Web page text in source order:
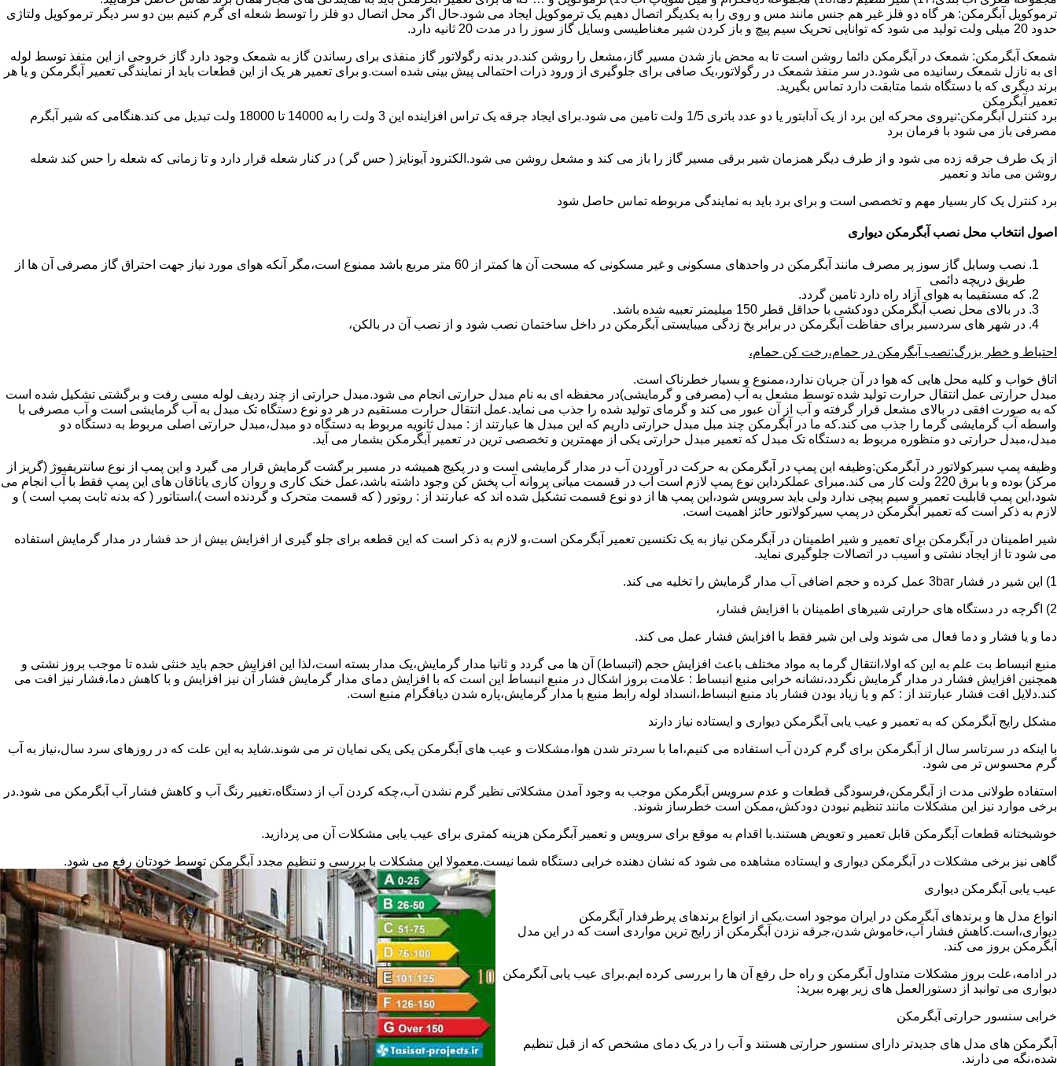
ترموکوپل آبگرمکن: هر گاه دو فلز غیر هم جنس مانند مس و روی را به یکدیگر اتصال دهیم یک ترموکوپل ایجاد می شود.حال اگر محل اتصال دو فلز را توسط شعله ای گرم کنیم بین دو سر دیگر ترموکوپل ولتاژی
حدود 20 میلی ولت تولید می شود که توانایی تحریک سیم پیچ و باز کردن شیر مغناطیسی وسایل گاز سوز را در مدت 20 ثانیه دارد.
شمعک آبگرمکن: شمعک در آبگرمکن دائما روشن است تا به محض باز شدن مسیر گاز،مشعل را روشن کند.در بدنه رگولاتور گاز منفذی برای رساندن گاز به شمعک وجود دارد گاز خروجی از این منفذ توسط لوله
ای به نازل شمعک رسانیده می شود.در سر منفذ شمعک در رگولاتور،یک صافی برای جلوگیری از ورود ذرات احتمالی پیش بینی شده است.و برای تعمیر هر یک از این قطعات باید از نمایندگی تعمیر آبگرمکن و یا هر
برند دیگری که با دستگاه شما متابقت دارد تماس بگیرید.
تعمیر آبگرمکن
برد کنترل آبگرمکن:نیروی محرکه این برد از یک آدابتور یا دو عدد باتری 1/5 ولت تامین می شود.برای ایجاد جرقه یک تراس افزاینده این 3 ولت را به 14000 تا 18000 ولت تبدیل می کند.هنگامی که شیر آبگرم
مصرفی باز می شود با فرمان برد
از یک طرف جرقه زده می شود و از طرف دیگر همزمان شیر برقی مسیر گاز را باز می کند و مشعل روشن می شود.الکترود آیونایز ( حس گر ) در کنار شعله قرار دارد و تا زمانی که شعله را حس کند شعله
روشن می ماند و تعمیر
برد کنترل یک کار بسیار مهم و تخصصی است و برای برد باید به نمایندگی مربوطه تماس حاصل شود
اصول انتخاب محل نصب آبگرمکن دیواری
نصب وسایل گاز سوز پر مصرف مانند آبگرمکن در واحدهای مسکونی و غیر مسکونی که مسحت آن ها کمتر از 60 متر مربع باشد ممنوع است،مگر آنکه هوای مورد نیاز جهت احتراق گاز مصرفی آن ها از
طریق دریچه دائمی
که مستقیما به هوای آزاد راه دارد تامین گردد.
در بالای محل نصب آبگرمکن دودکشی با حداقل قطر 150 میلیمتر تعبیه شده باشد.
در شهر های سردسیر برای حفاظت آبگرمکن در برابر یخ زدگی میبایستی آبگرمکن در داخل ساختمان نصب شود و از نصب آن در بالکن،
احتیاط و خطر بزرگ:نصب آبگرمکن در حمام،رخت کن حمام،
اتاق خواب و کلیه محل هایی که هوا در آن جریان ندارد،ممنوع و بسیار خطرناک است.
مبدل حرارتی عمل انتقال حرارت تولید شده توسط مشعل به آب (مصرفی و گرمایشی)در محفظه ای به نام مبدل حرارتی انجام می شود.مبدل حرارتی از چند ردیف لوله مسی رفت و برگشتی تشکیل شده است
که به صورت افقی در بالای مشعل قرار گرفته و آب از آن عبور می کند و گرمای تولید شده را جذب می نماید.عمل انتقال حرارت مستقیم در هر دو نوع دستگاه تک مبدل به آب گرمایشی است و آب مصرفی با
واسطه آب گرمایشی گرما را جذب می کند.که ما در آبگرمکن چند مبل مبدل حرارتی داریم که این مبدل ها عبارتند از : مبدل ثانویه مربوط به دستگاه دو مبدل،مبدل حرارتی اصلی مربوط به دستگاه دو
مبدل،مبدل حرارتی دو منظوره مربوط به دستگاه تک مبدل که تعمیر مبدل حرارتی یکی از مهمترین و تخصصی ترین در تعمیر آبگرمکن بشمار می آید.
وظیفه پمپ سیرکولاتور در آبگرمکن:وظیفه این پمپ در آبگرمکن به حرکت در آوردن آب در مدار گرمایشی است و در پکیج همیشه در مسیر برگشت گرمایش قرار می گیرد و این پمپ از نوع سانتریفیوژ (گریز از
مرکز) بوده و با برق 220 ولت کار می کند.مبرای عملکرداین نوع پمپ لازم است آب در قسمت میانی پروانه آب پخش کن وجود داشته باشد،عمل خنک کاری و روان کاری یاتاقان های این پمپ فقط با آب انجام می
شود،این پمپ قابلیت تعمیر و سیم پیچی ندارد ولی باید سرویس شود،این پمپ ها از دو نوع قسمت تشکیل شده اند که عبارتند از : روتور ( که قسمت متحرک و گردنده است )،استاتور ( که بدنه ثابت پمپ است ) و
لازم به ذکر است که تعمیر آبگرمکن در پمپ سیرکولاتور حائز اهمیت است.
شیر اطمینان در آبگرمکن برای تعمیر و شیر اطمینان در آبگرمکن نیاز به یک تکنسین تعمیر آبگرمکن است،و لازم به ذکر است که این قطعه برای جلو گیری از افزایش بیش از حد فشار در مدار گرمایش استفاده
می شود تا از ایجاد نشتی و آسیب در اتصالات جلوگیری نماید.
1) این شیر در فشار 3bar عمل کرده و حجم اضافی آب مدار گرمایش را تخلیه می کند.
2) اگرچه در دستگاه های حرارتی شیرهای اطمینان با افزایش فشار،
دما و یا فشار و دما فعال می شوند ولی این شیر فقط با افزایش فشار عمل می کند.
منبع انبساط بت علم به این که اولا،انتقال گرما به مواد مختلف باعث افزایش حجم (اتبساط) آن ها می گردد و ثانیا مدار گرمایش،یک مدار بسته است،لذا این افزایش حجم باید خنثی شده تا موجب بروز نشتی و
همچنین افزایش فشار در مدار گرمایش نگردد،نشانه خرابی منبع انبساط : علامت بروز اشکال در منبع انبساط این است که با افزایش دمای مدار گرمایش فشار آن نیز افزایش و با کاهش دما،فشار نیز افت می
کند.دلایل افت فشار عبارتند از : کم و یا زیاد بودن فشار باد منبع انبساط،انسداد لوله رابط منبع با مدار گرمایش،پاره شدن دیافگرام منبع است.
مشکل رایج آبگرمکن که به تعمیر و عیب یابی آبگرمکن دیواری و ایستاده نیاز دارند
با اینکه در سرتاسر سال از آبگرمکن برای گرم کردن آب استفاده می کنیم،اما با سردتر شدن هوا،مشکلات و عیب های آبگرمکن یکی یکی نمایان تر می شوند.شاید به این علت که در روزهای سرد سال،نیاز به آب
گرم محسوس تر می شود.
استفاده طولانی مدت از آبگرمکن،فرسودگی قطعات و عدم سرویس آبگرمکن موجب به وجود آمدن مشکلاتی نظیر گرم نشدن آب،چکه کردن آب از دستگاه،تغییر رنگ آب و کاهش فشار آب آبگرمکن می شود.در
برخی موارد نیز این مشکلات مانند تنظیم نبودن دودکش،ممکن است خطرساز شوند.
خوشبختانه قطعات آبگرمکن قابل تعمیر و تعویض هستند.با اقدام به موقع برای سرویس و تعمیر آبگرمکن هزینه کمتری برای عیب یابی مشکلات آن می پردازید.
گاهی نیز برخی مشکلات در آبگرمکن دیواری و ایستاده مشاهده می شود که نشان دهنده خرابی دستگاه شما نیست.معمولا این مشکلات با بررسی و تنظیم مجدد آبگرمکن توسط خودتان رفع می شود.
عیب یابی آبگرمکن دیواری
انواع مدل ها و برندهای آبگرمکن در ایران موجود است.یکی از انواع برندهای پرطرفدار آبگرمکن
دیواری،است.کاهش فشار آب،خاموش شدن،جرقه نزدن آبگرمکن از رایج ترین مواردی است که در این مدل
آبگرمکن بروز می کند.
در ادامه،علت بروز مشکلات متداول آبگرمکن و راه حل رفع آن ها را بررسی کرده ایم.برای عیب یابی آبگرمکن
دیواری می توانید از دستورالعمل های زیر بهره ببرید:
خرابی سنسور حرارتی آبگرمکن
آبگرمکن های مدل های جدیدتر دارای سنسور حرارتی هستند و آب را در یک دمای مشخص که از قبل تنظیم
شده،نگه می دارند.